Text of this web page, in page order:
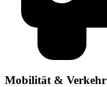
Mobilität & Verkehr